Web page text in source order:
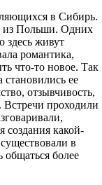
в Сибирь.
из Польши. Одних
здесь живут
романтика,
что-то новое. Так
ее
отзывчивость,
Встречи проходили
создания какой-
в
общаться более